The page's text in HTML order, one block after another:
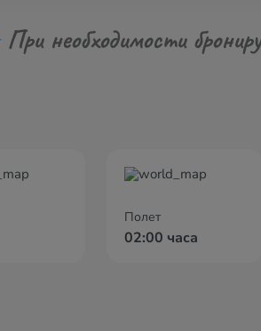
При необходимости
Полет
02:00 часа